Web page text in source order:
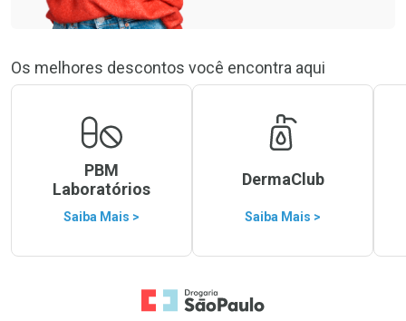
Os melhores descontos você encontra aqui
PBM
Laboratórios
Saiba Mais >
DermaClub
Saiba Mais >
Ir para a Home